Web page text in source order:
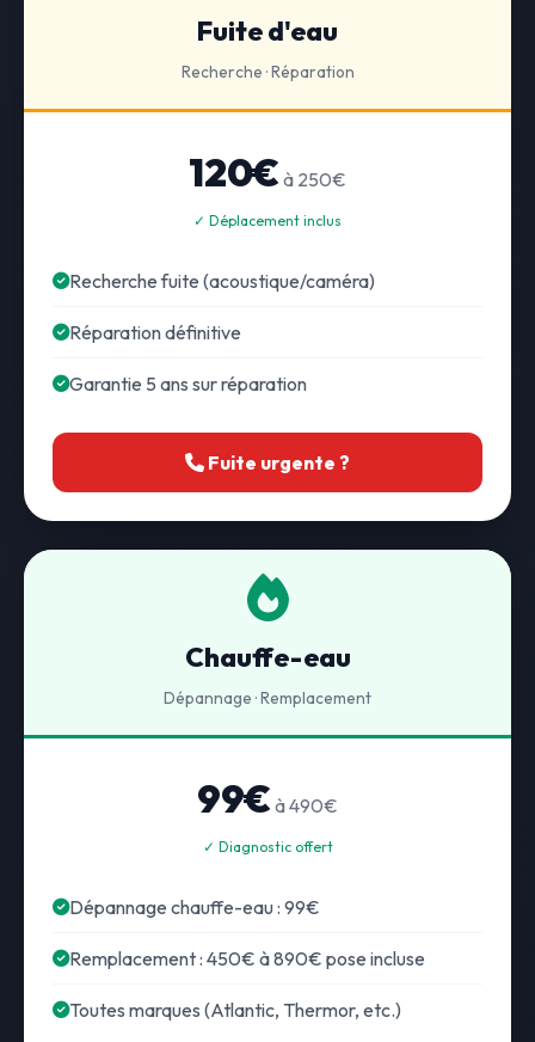
Fuite d'eau
Recherche · Réparation
120€ à 250€
✓ Déplacement inclus
Recherche fuite (acoustique/caméra)
Réparation définitive
Garantie 5 ans sur réparation
Fuite urgente ?
Chauffe-eau
Dépannage · Remplacement
99€ à 490€
✓ Diagnostic offert
Dépannage chauffe-eau : 99€
Remplacement : 450€ à 890€ pose incluse
Toutes marques (Atlantic, Thermor, etc.)